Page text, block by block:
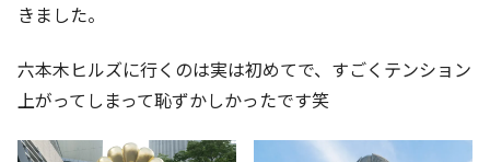
きました。
六本木ヒルズに行くのは実は初めてで、すごくテンション
上がってしまって恥ずかしかったです笑